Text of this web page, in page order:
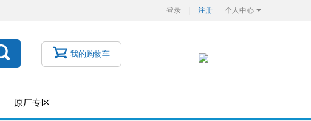
个人中心
登录 注册
我的购物车
原厂专区